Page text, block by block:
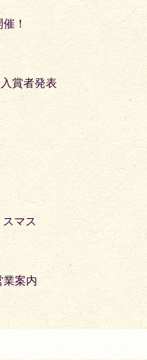
！
賞者発表
マス
業案内